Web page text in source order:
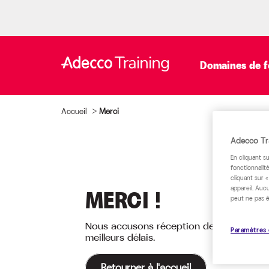
Domaines de
Accueil > Merci
MERCI !
Nous accusons réception de votre
meilleurs délais.
Adecco
En cliquant
cliquant sur
appareil.
peut ne pas
Paramètres